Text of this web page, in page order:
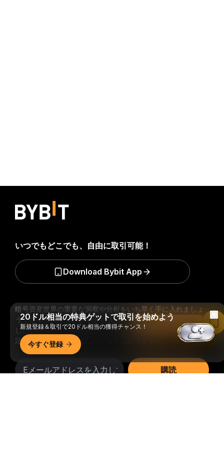
暗号資産世界の重要な洞察や分析をいち早く手に入れましょ
う：ニュースレターを今すぐ購入。すべての投資には、投資
した全額を失うリスクなど、リスクが伴います。そのような
活動はすべての人に適しているとは限りません。
購読
いつでもどこでも、自由に取引可能！
Download Bybit App
20ドル相当の特典ゲットで取引を始めよう
新規登録＆取引で20ドル相当の獲得チャンス！
今すぐ登録
Bybitアプリで読む